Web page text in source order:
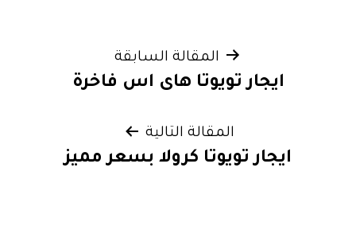
المقالات
المقالة السابقة
ايجار تويوتا هاى اس فاخرة
المقالة التالية
ايجار تويوتا كرولا بسعر مميز